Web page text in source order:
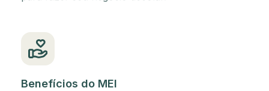
Benefícios do MEI